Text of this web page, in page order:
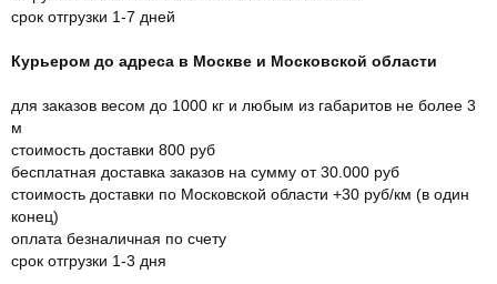
срок отгрузки 1-7 дней
Курьером до адреса в Москве и Московской области
для заказов весом до 1000 кг и любым из габаритов не более 3
м
стоимость доставки 800 руб
бесплатная доставка заказов на сумму от 30.000 руб
стоимость доставки по Московской области +30 руб/км (в один
конец)
оплата безналичная по счету
срок отгрузки 1-3 дня